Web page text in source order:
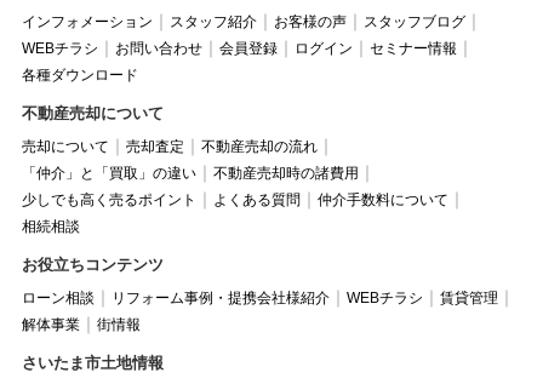
インフォメーション スタッフ紹介 お客様の声
スタッフブログ
WEBチラシ
お問い合わせ 会員登録 ログイン
セミナー情報
各種ダウンロード
不動産売却について
売却について 売却査定
不動産売却の流れ
「仲介」と「買取」の違い
不動産売却時の諸費用
少しでも高く売るポイント
よくある質問
仲介手数料について
相続相談
お役立ちコンテンツ
ローン相談 リフォーム事例・提携会社様紹介 WEBチラシ
賃貸管理
解体事業
街情報
さいたま市土地情報